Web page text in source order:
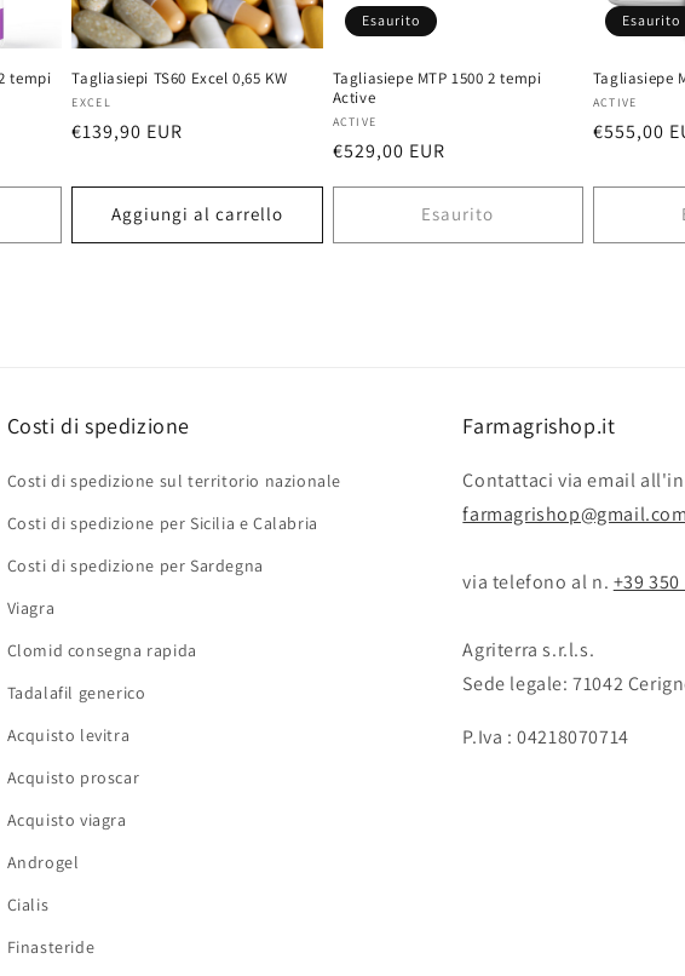
tempi
Tagliasiepi TS60 Excel 0,65 KW
Fornitore:
EXCEL
Prezzo
listino
€139,90 EUR
Aggiungi al carrello
Esaurito
Tagliasiepe MTP 1500 2 tempi
Active
Fornitore:
ACTIVE
Prezzo
€529,00 EUR
Esaurito
Esaurito
Tagliasiepe
Fornitore:
ACTIVE
Prezzo
listino
€555,00
Costi di spedizione
Costi di spedizione sul territorio nazionale
Costi di spedizione per Sicilia e Calabria
Costi di spedizione per Sardegna
Viagra
Clomid consegna rapida
Tadalafil generico
Acquisto levitra
Acquisto proscar
Acquisto viagra
Androgel
Cialis
Finasteride
Farmagrishop.it
Contattaci via email
farmagrishop@gmail.com
via telefono al n. ‭‭ +39 350
Agriterra s.r.l.s.
Sede legale: 71042
P.Iva : 04218070714